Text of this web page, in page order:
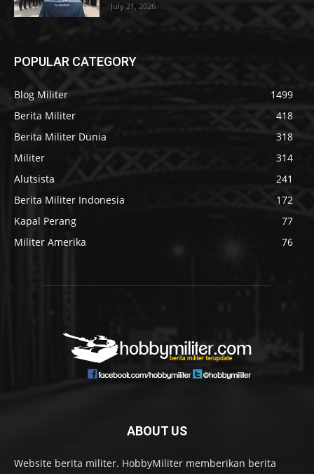
July 21, 2026
POPULAR CATEGORY
Blog Militer
1499
Berita Militer
418
Berita Militer Dunia
318
Militer
314
Alutsista
241
Berita Militer Indonesia
172
Kapal Perang
77
Militer Amerika
76
ABOUT US
Website berita militer. HobbyMiliter memberikan berita